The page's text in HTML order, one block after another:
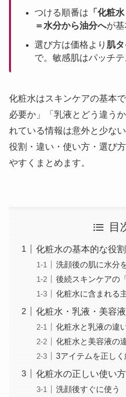
つける順番は 「化粧
＝水分から油分へが基
選び方は価格より 肌
で。敏感肌はパッチ
化粧水はスキンケアの基本
必要か」「乳液とどう違う
れている情報は意外と少な
役割・違い・使い方・選び
やすくまとめます。
目
化粧水の基本的な役
洗顔後の肌に水分
後続スキンケアの
化粧水に含まれる
化粧水・乳液・美容
化粧水と乳液の違
化粧水と美容液の
3アイテムを正し
化粧水の正しい使い
洗顔後すぐに使う